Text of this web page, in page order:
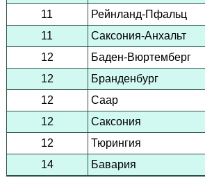
11
Рейнланд-Пфальц
11
Саксония-Анхальт
12
Баден-Вюртемберг
12
Бранденбург
12
Саар
12
Саксония
12
Тюрингия
14
Бавария